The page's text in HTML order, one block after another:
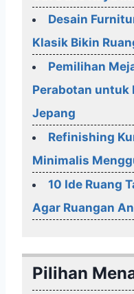
Desain
Klasik Bikin
Pemilihan
Perabotan untuk
Jepang
Refinishing
Minimalis
10 Ide Ruang
Agar Ruangan
Pilihan